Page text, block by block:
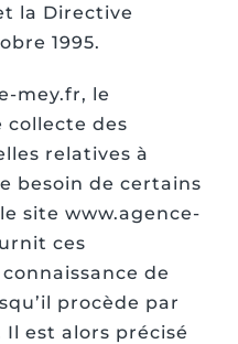
la Directive
1995.
mey.fr, le
des
relatives à
besoin de certains
site www.agence-
ces
de
procède par
est alors précisé